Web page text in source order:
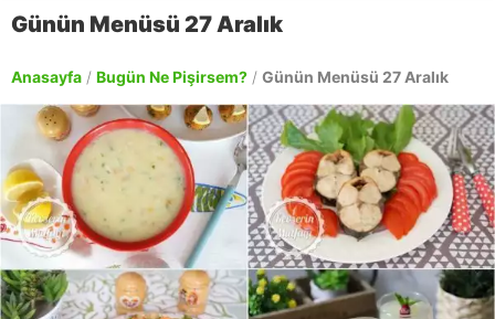
Günün Menüsü 27 Aralık
Anasayfa / Bugün Ne Pişirsem? / Günün Menüsü 27 Aralık